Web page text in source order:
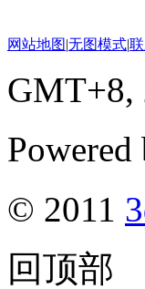
网站地图|无图模式|
GMT+8,
Powered
© 2011
回顶部